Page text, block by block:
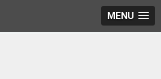
MENU